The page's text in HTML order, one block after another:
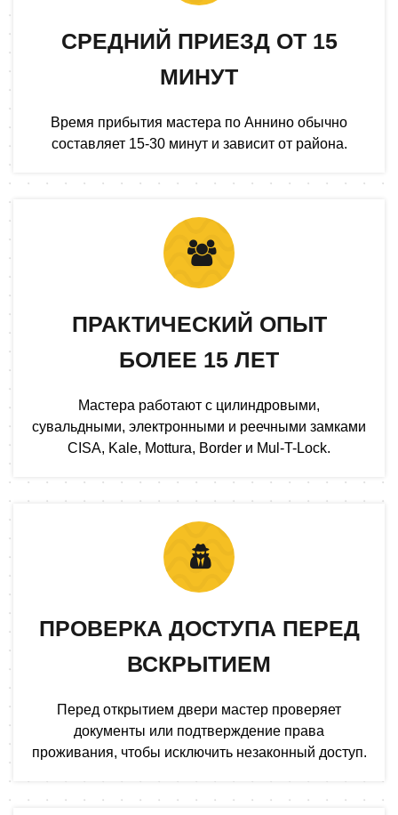
СРЕДНИЙ ПРИЕЗД ОТ 15
МИНУТ
Время прибытия мастера по Аннино обычно
составляет 15-30 минут и зависит от района.
ПРАКТИЧЕСКИЙ ОПЫТ
БОЛЕЕ 15 ЛЕТ
Мастера работают с цилиндровыми,
сувальдными, электронными и реечными замками
CISA, Kale, Mottura, Border и Mul-T-Lock.
ПРОВЕРКА ДОСТУПА ПЕРЕД
ВСКРЫТИЕМ
Перед открытием двери мастер проверяет
документы или подтверждение права
проживания, чтобы исключить незаконный доступ.